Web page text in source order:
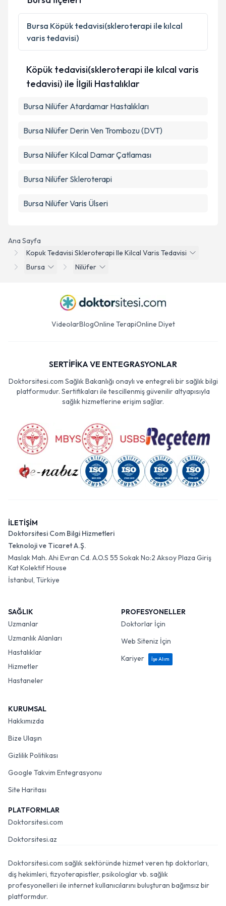
Kişisel verilerimin işlenmesine ilişkinAydınlatma
Metni'ni okudum ve kişisel verilerimin belirtilen
kapsamda işlenmesini kabul ediyorum.
Takvim Talebini Gönder
Ana Sayfa
Kopuk Tedavisi Skleroterapi Ile Kilcal Varis Tedavisi
Bursa
Nilüfer
Bursa Köpük tedavisi(skleroterapi ile kılcal
varis tedavisi)
Köpük tedavisi(skleroterapi ile kılcal varis
tedavisi) ile İlgili Hastalıklar
Bursa Nilüfer Atardamar Hastalıkları
Bursa Nilüfer Derin Ven Trombozu (DVT)
Bursa Nilüfer Kılcal Damar Çatlaması
Bursa Nilüfer Skleroterapi
Bursa Nilüfer Varis Ülseri
VideolarBlogOnline TerapiOnline Diyet
SERTİFİKA VE ENTEGRASYONLAR
Doktorsitesi.com Sağlık Bakanlığı onaylı ve entegreli bir sağlık bilgi
platformudur. Sertifikaları ile tescillenmiş güvenilir altyapısıyla
sağlık hizmetlerine erişim sağlar.
İLETİŞİM
Doktorsitesi Com Bilgi Hizmetleri
Teknoloji ve Ticaret A.Ş.
Maslak Mah. Ahi Evran Cd. A.O.S 55 Sokak No:2 Aksoy Plaza Giriş
Kat Kolektif House
İstanbul, Türkiye
SAĞLIK
Uzmanlar
Uzmanlık Alanları
Hastalıklar
Hizmetler
Hastaneler
PROFESYONELLER
Doktorlar İçin
Web Siteniz İçin
Kariyer
İşe Alım
KURUMSAL
Hakkımızda
Bize Ulaşın
Gizlilik Politikası
Google Takvim Entegrasyonu
Site Haritası
PLATFORMLAR
Doktorsitesi.com
Doktorsitesi.az
Doktorsitesi.com sağlık sektöründe hizmet veren tıp doktorları,
diş hekimleri, fizyoterapistler, psikologlar vb. sağlık
profesyonelleri ile internet kullanıcılarını buluşturan bağımsız bir
platformdur.